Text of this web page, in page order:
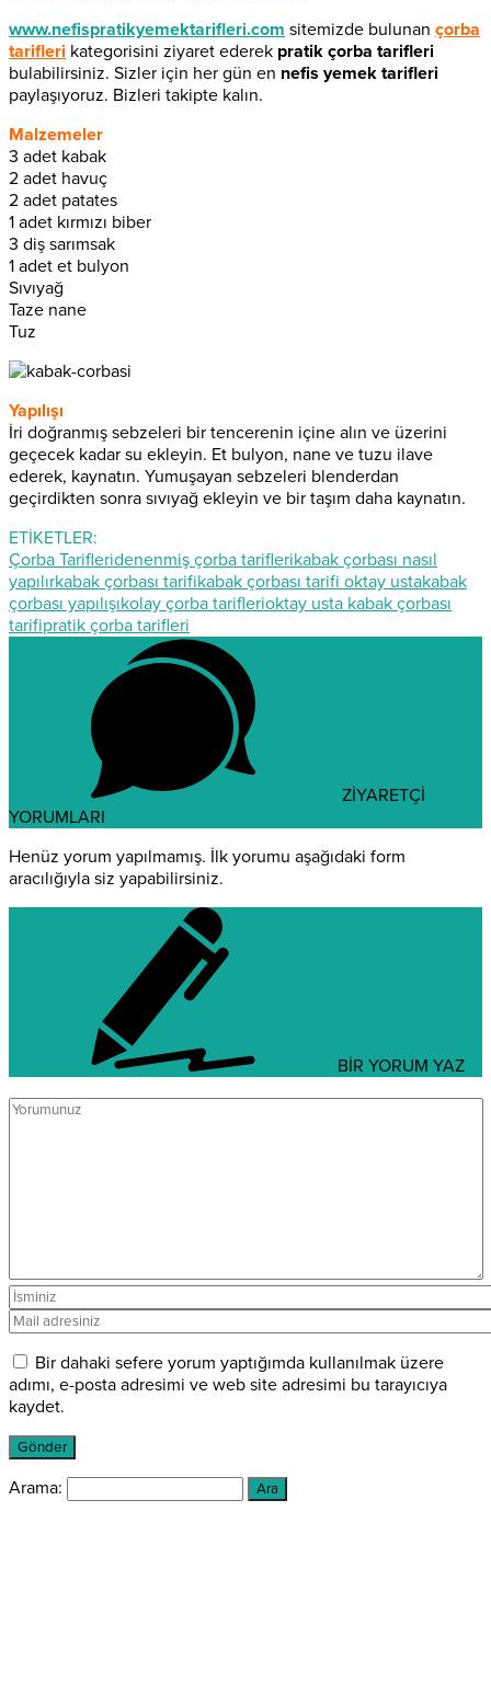
www.nefispratikyemektarifleri.com sitemizde bulunan çorba
tarifleri kategorisini ziyaret ederek pratik çorba tarifleri
bulabilirsiniz. Sizler için her gün en nefis yemek tarifleri
paylaşıyoruz. Bizleri takipte kalın.
Malzemeler
3 adet kabak
2 adet havuç
2 adet patates
1 adet kırmızı biber
3 diş sarımsak
1 adet et bulyon
Sıvıyağ
Taze nane
Tuz
Yapılışı
İri doğranmış sebzeleri bir tencerenin içine alın ve üzerini
geçecek kadar su ekleyin. Et bulyon, nane ve tuzu ilave
ederek, kaynatın. Yumuşayan sebzeleri blenderdan
geçirdikten sonra sıvıyağ ekleyin ve bir taşım daha kaynatın.
ETİKETLER:
Çorba Tarifleridenenmiş çorba tariflerikabak çorbası nasıl
yapılırkabak çorbası tarifikabak çorbası tarifi oktay ustakabak
çorbası yapılışıkolay çorba tariflerioktay usta kabak çorbası
tarifipratik çorba tarifleri
ZİYARETÇİ
YORUMLARI
Henüz yorum yapılmamış. İlk yorumu aşağıdaki form
aracılığıyla siz yapabilirsiniz.
BİR YORUM YAZ
Bir dahaki sefere yorum yaptığımda kullanılmak üzere
adımı, e-posta adresimi ve web site adresimi bu tarayıcıya
kaydet.
Arama: